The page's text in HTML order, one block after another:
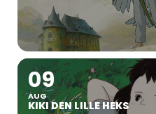
09
AUG
KIKI DEN LILLE HEKS